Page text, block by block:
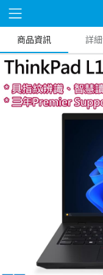
商品資訊 詳